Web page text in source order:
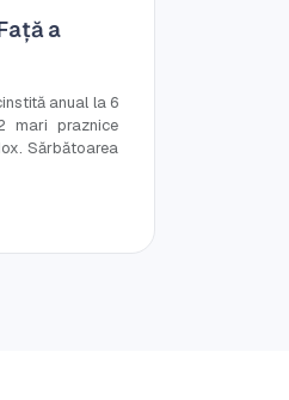
a
anual la 6
mari praznice
Sărbătoarea